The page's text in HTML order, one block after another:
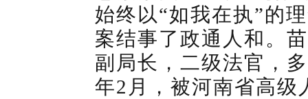
始终以“如我在执”的
案结事了政通人和。
副局长，二级法官，
年2月，被河南省高级